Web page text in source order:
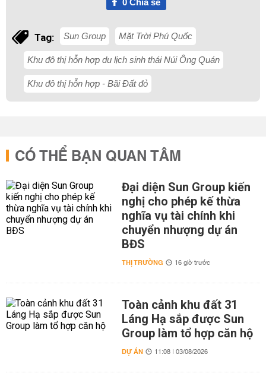
0Chia sẻ
Tag: Sun Group Mặt Trời Phú Quốc
Khu đô thị hỗn hợp du lịch sinh thái Núi Ông Quán
Khu đô thị hỗn hợp - Bãi Đất đỏ
CÓ THỂ BẠN QUAN TÂM
Đại diện Sun Group kiến
nghị cho phép kế thừa
nghĩa vụ tài chính khi
chuyển nhượng dự án
BĐS
THỊ TRƯỜNG 16 giờ trước
Toàn cảnh khu đất 31
Láng Hạ sắp được Sun
Group làm tổ hợp căn hộ
DỰ ÁN 11:08 | 03/08/2026